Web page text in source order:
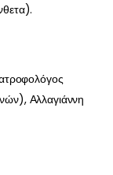
Αλλαγιάννη